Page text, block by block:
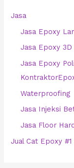
Jasa
Jasa Epoxy
Jasa Epoxy
Jasa Epoxy
Waterproofing
Jasa Injeksi
Jasa Floor
Jual Cat Epoxy